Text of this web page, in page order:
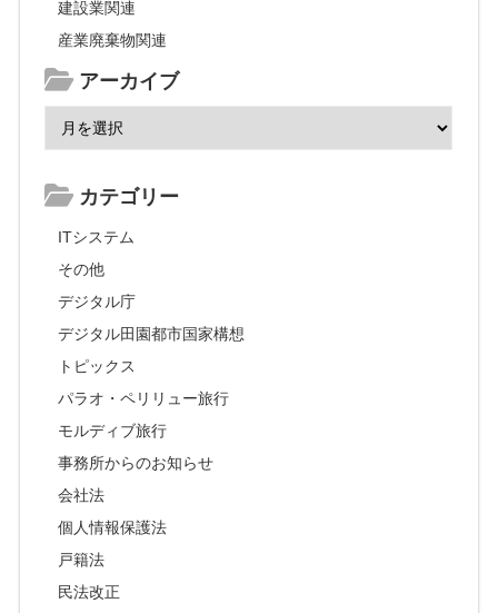
建設業関連
産業廃棄物関連
アーカイブ
カテゴリー
ITシステム
その他
デジタル庁
デジタル田園都市国家構想
トピックス
パラオ・ペリリュー旅行
モルディブ旅行
事務所からのお知らせ
会社法
個人情報保護法
戸籍法
民法改正